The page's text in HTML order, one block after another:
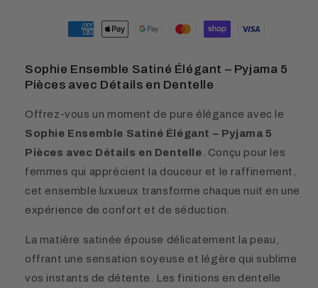
Moyens
paiement
Sophie Ensemble Satiné Élégant – Pyjama 5
Pièces avec Détails en Dentelle
Offrez-vous un moment de pure élégance avec le
Sophie Ensemble Satiné Élégant – Pyjama 5
Pièces avec Détails en Dentelle . Conçu pour les
femmes qui apprécient la douceur et le raffinement,
cet ensemble luxueux transforme chaque nuit en une
expérience de confort et de séduction.
La matière satinée épouse délicatement la peau,
offrant une sensation soyeuse et légère qui sublime
vos instants de détente. Les finitions en dentelle